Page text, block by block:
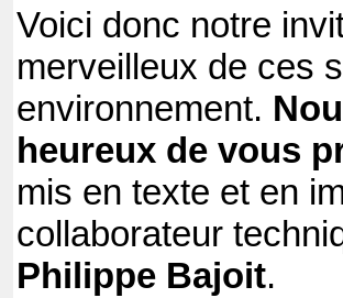
Voici donc notre
merveilleux de ces
environnement.
heureux de vous
mis en texte et en
collaborateur
Philippe Bajoit.